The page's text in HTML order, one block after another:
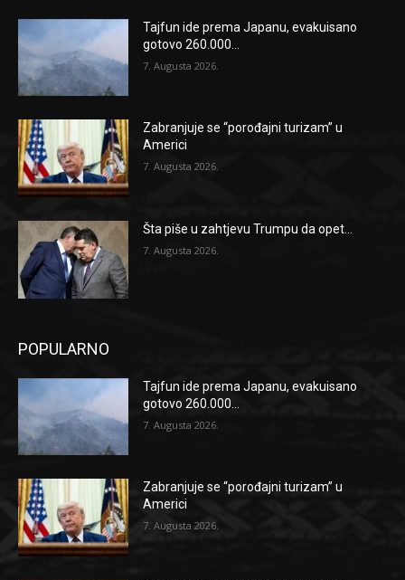
Tajfun ide prema Japanu, evakuisano
gotovo 260.000...
7. Augusta 2026.
Zabranjuje se “porođajni turizam” u
Americi
7. Augusta 2026.
Šta piše u zahtjevu Trumpu da opet...
7. Augusta 2026.
POPULARNO
Tajfun ide prema Japanu, evakuisano
gotovo 260.000...
7. Augusta 2026.
Zabranjuje se “porođajni turizam” u
Americi
7. Augusta 2026.